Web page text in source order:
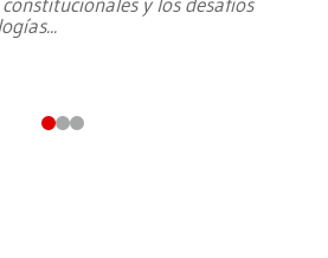
...